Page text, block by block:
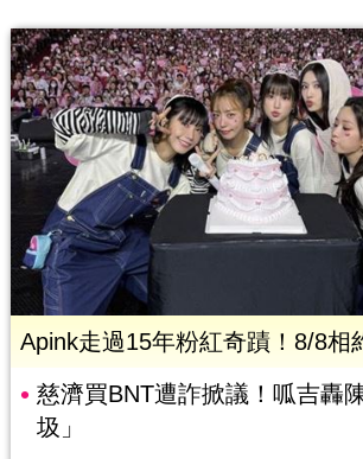
Apink走過15年粉紅奇蹟！8/8相
慈濟買BNT遭詐掀議！呱吉轟
圾」